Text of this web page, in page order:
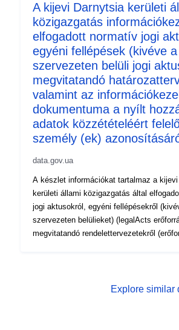
strukturális alegységeiben nyílt adatok
történő információközlésért felelős
adatkészletben kerül közzétételre:
https://data.gov.ua/dataset/9a20744f-
9b0955bed692
A kijevi Darnytsia kerületi
közigazgatás
elfogadott normatív jogi
egyéni fellépések (kivéve a
szervezeten belüli jogi
megvitatandó
valamint az
dokumentuma a nyílt
adatok közzétételéért
személy (ek)
data.gov.ua
A készlet információkat tartalmaz a
kerületi állami közigazgatás által
jogi aktusokról, egyéni fellépésekről
szervezeten belülieket) (legalActs
megvitatandó rendelettervezetekről
a Kijevi Városi Tanács (Kijev Városi
Explore similar